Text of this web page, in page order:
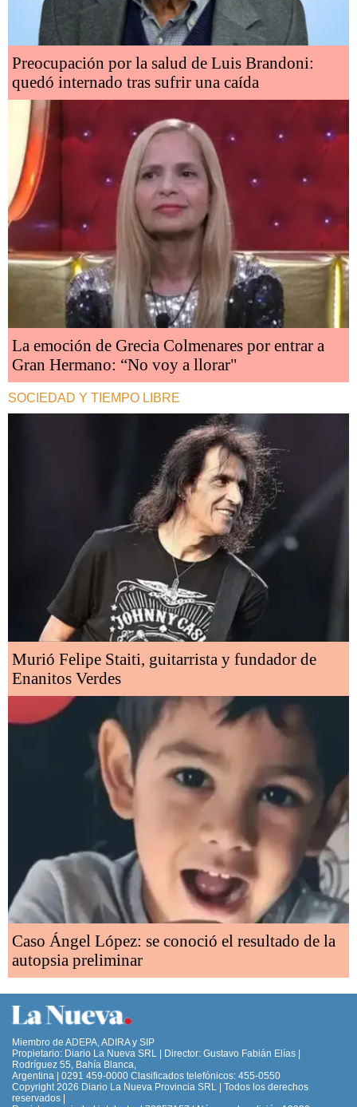
Preocupación por la salud de Luis Brandoni:
quedó internado tras sufrir una caída
La emoción de Grecia Colmenares por entrar a
Gran Hermano: “No voy a llorar"
SOCIEDAD Y TIEMPO LIBRE
Murió Felipe Staiti, guitarrista y fundador de
Enanitos Verdes
Caso Ángel López: se conoció el resultado de la
autopsia preliminar
Miembro de ADEPA, ADIRA y SIP
Propietario: Diario La Nueva SRL | Director: Gustavo Fabián Elías |
Rodríguez 55, Bahía Blanca,
Argentina | 0291 459-0000 Clasificados telefónicos: 455-0550
Copyright 2026 Diario La Nueva Provincia SRL | Todos los derechos
reservados |